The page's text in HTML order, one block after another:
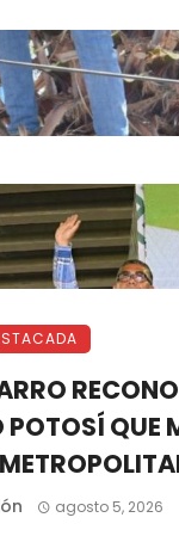
POTOSÍ QUE
agosto 5, 2026